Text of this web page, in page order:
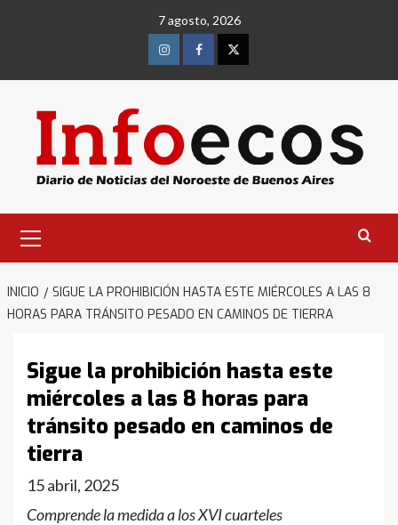
7 agosto, 2026
InstagramFacebookTwitter
primario
INICIO
SIGUE LA PROHIBICIÓN HASTA ESTE MIÉRCOLES A LAS 8
HORAS PARA TRÁNSITO PESADO EN CAMINOS DE TIERRA
Sigue la prohibición hasta este
miércoles a las 8 horas para
tránsito pesado en caminos de
tierra
15 abril, 2025
Comprende la medida a los XVI cuarteles